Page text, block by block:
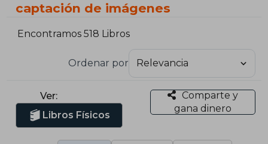
captación de imágenes
Encontramos 518 Libros
Ordenar por
Ver:
Libros Físicos
Comparte y
gana dinero